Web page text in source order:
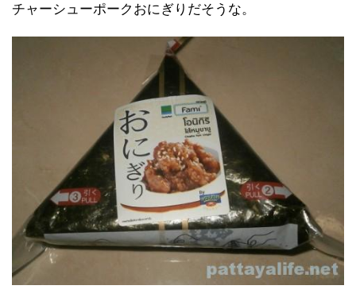
チャーシューポークおにぎりだそうな。